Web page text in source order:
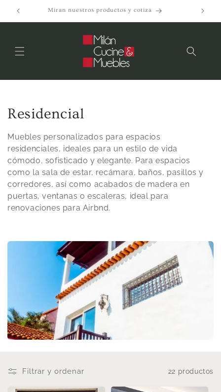
directamenteMiran nuestros productos y cotiza
C
o
l
e
c
c
ó
Residencial
Muebles personalizados para espacios
residenciales, ideales para un estilo de vida
cómodo, sofisticado y elegante. Para espacios
como la sala de estar, recámara, baños, pasillos y
corredores, así como acabados de madera en
puertas, ventanas o escaleras, ideal para
renovaciones para Airbnd.
Filtrar y ordenar 22 productos